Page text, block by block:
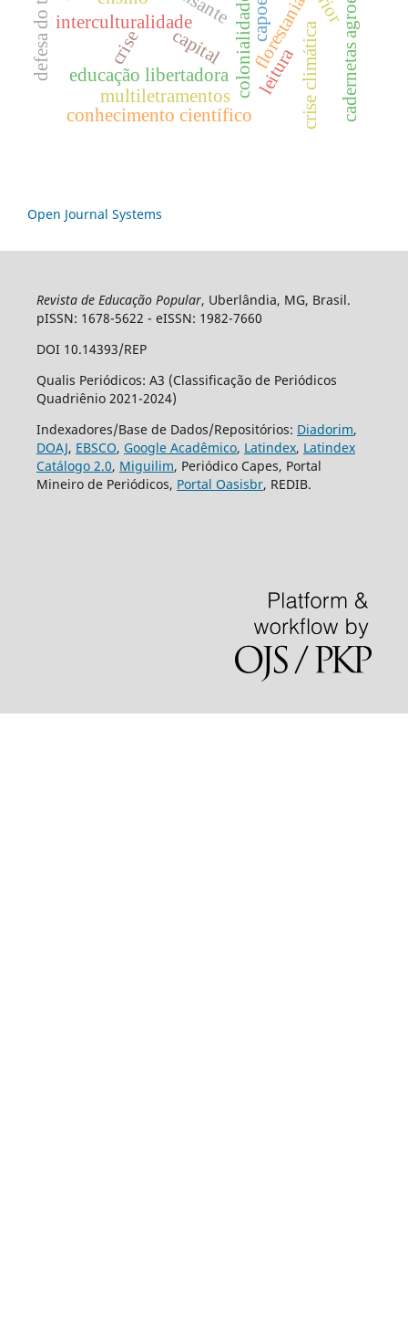
educação libertadora
florestania
interculturalidade crise climática
crise capital
multiletramentos
conhecimento científico
leitura
Open Journal Systems
Revista de Educação Popular, Uberlândia, MG, Brasil.
pISSN: 1678-5622 - eISSN: 1982-7660
DOI 10.14393/REP
Qualis Periódicos: A3 (Classificação de Periódicos
Quadriênio 2021-2024)
Indexadores/Base de Dados/Repositórios: Diadorim,
DOAJ, EBSCO, Google Acadêmico, Latindex, Latindex
Catálogo 2.0, Miguilim, Periódico Capes, Portal
Mineiro de Periódicos, Portal Oasisbr, REDIB.